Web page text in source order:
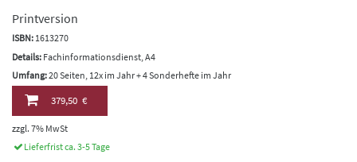
Printversion
ISBN: 1613270
Details: Fachinformationsdienst, A4
Umfang:20 Seiten, 12x im Jahr + 4 Sonderhefte im Jahr
379,50 €
zzgl. 7% MwSt
Lieferfrist ca. 3-5 Tage